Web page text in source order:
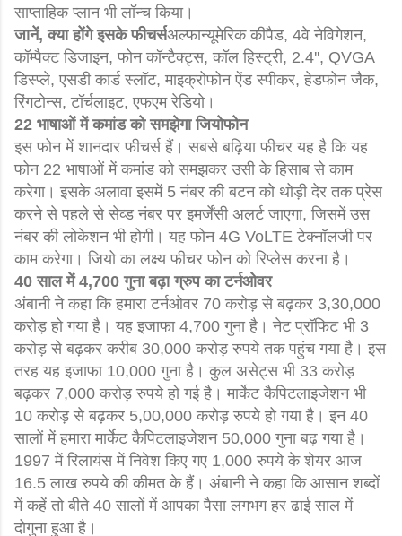
साप्ताहिक प्लान भी लॉन्च किया।
जानें, क्या होंगे इसके फीचर्सअल्फान्यूमेरिक कीपैड, 4वे नेविगेशन,
कॉम्पैक्ट डिजाइन, फोन कॉन्टैक्ट्स, कॉल हिस्ट्री, 2.4'', QVGA
डिस्प्ले, एसडी कार्ड स्लॉट, माइक्रोफोन ऐंड स्पीकर, हेडफोन जैक,
रिंगटोन्स, टॉर्चलाइट, एफएम रेडियो।
22 भाषाओं में कमांड को समझेगा जियोफोन
इस फोन में शानदार फीचर्स हैं। सबसे बढ़िया फीचर यह है कि यह
फोन 22 भाषाओं में कमांड को समझकर उसी के हिसाब से काम
करेगा। इसके अलावा इसमें 5 नंबर की बटन को थोड़ी देर तक प्रेस
करने से पहले से सेव्ड नंबर पर इमर्जेंसी अलर्ट जाएगा, जिसमें उस
नंबर की लोकेशन भी होगी। यह फोन 4G VoLTE टेक्नॉलजी पर
काम करेगा। जियो का लक्ष्य फीचर फोन को रिप्लेस करना है।
40 साल में 4,700 गुना बढ़ा ग्रुप का टर्नओवर
अंबानी ने कहा कि हमारा टर्नओवर 70 करोड़ से बढ़कर 3,30,000
करोड़ हो गया है। यह इजाफा 4,700 गुना है। नेट प्रॉफिट भी 3
करोड़ से बढ़कर करीब 30,000 करोड़ रुपये तक पहुंच गया है। इस
तरह यह इजाफा 10,000 गुना है। कुल असेट्स भी 33 करोड़
बढ़कर 7,000 करोड़ रुपये हो गई है। मार्केट कैपिटलाइजेशन भी
10 करोड़ से बढ़कर 5,00,000 करोड़ रुपये हो गया है। इन 40
सालों में हमारा मार्केट कैपिटलाइजेशन 50,000 गुना बढ़ गया है।
1997 में रिलायंस में निवेश किए गए 1,000 रुपये के शेयर आज
16.5 लाख रुपये की कीमत के हैं। अंबानी ने कहा कि आसान शब्दों
में कहें तो बीते 40 सालों में आपका पैसा लगभग हर ढाई साल में
दोगुना हुआ है।